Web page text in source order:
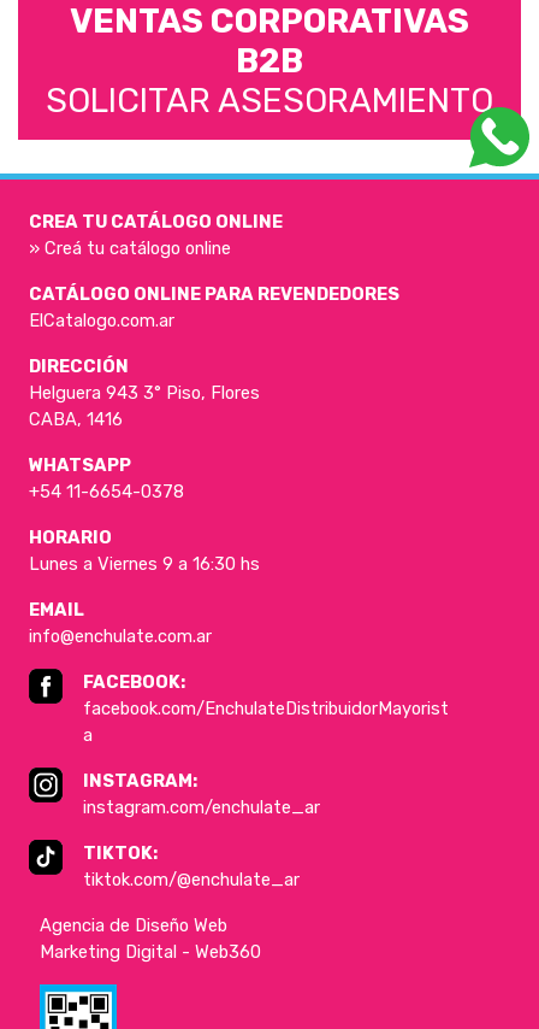
VENTAS CORPORATIVAS
B2B
SOLICITAR ASESORAMIENTO
CREA TU CATÁLOGO ONLINE
» Creá tu catálogo online
CATÁLOGO ONLINE PARA REVENDEDORES
ElCatalogo.com.ar
DIRECCIÓN
Helguera 943 3° Piso, Flores
CABA, 1416
WHATSAPP
+54 11-6654-0378
HORARIO
Lunes a Viernes 9 a 16:30 hs
EMAIL
info@enchulate.com.ar
FACEBOOK:
facebook.com/EnchulateDistribuidorMayorist
a
INSTAGRAM:
instagram.com/enchulate_ar
TIKTOK:
tiktok.com/@enchulate_ar
Agencia de Diseño Web
Marketing Digital - Web360